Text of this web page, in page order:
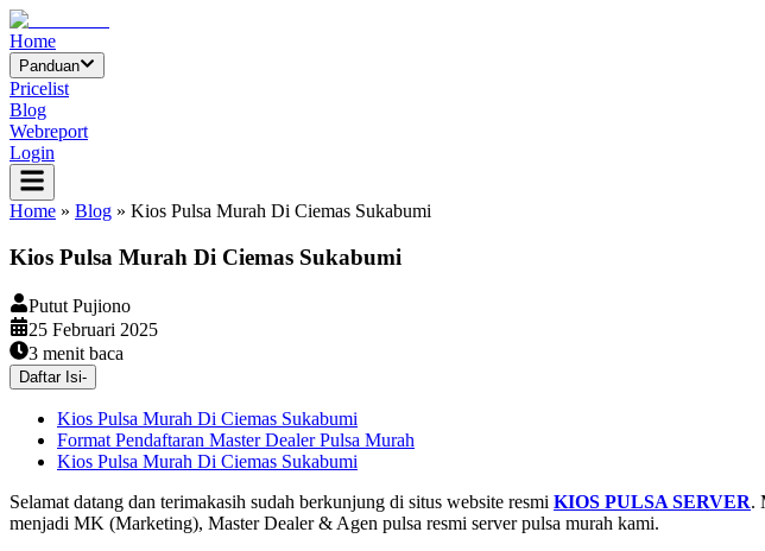
Home
Panduan
Pricelist
Blog
Webreport
Login
Home » Blog » Kios Pulsa Murah Di Ciemas Sukabumi
Kios Pulsa Murah Di Ciemas Sukabumi
Putut Pujiono
25 Februari 2025
3 menit baca
Daftar Isi-
Kios Pulsa Murah Di Ciemas Sukabumi
Format Pendaftaran Master Dealer Pulsa Murah
Kios Pulsa Murah Di Ciemas Sukabumi
Selamat datang dan terimakasih sudah berkunjung di situs website resmi KIOS PULSA SERVER.
menjadi MK (Marketing), Master Dealer & Agen pulsa resmi server pulsa murah kami.